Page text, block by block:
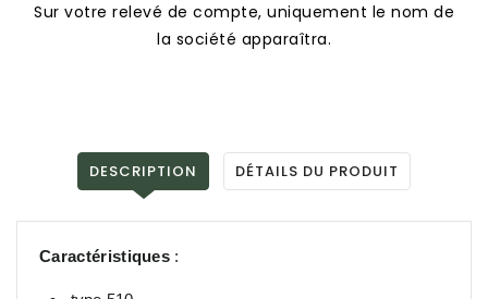
Sur votre relevé de compte, uniquement le nom de
la société apparaîtra.
DESCRIPTION DÉTAILS DU PRODUIT
Caractéristiques :